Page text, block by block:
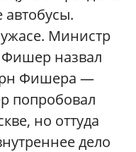
Министр
назвал
Фишера —
попробовал
но оттуда
дело